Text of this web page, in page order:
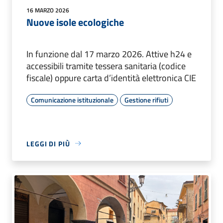
16 MARZO 2026
Nuove isole ecologiche
In funzione dal 17 marzo 2026. Attive h24 e
accessibili tramite tessera sanitaria (codice
fiscale) oppure carta d’identità elettronica CIE
Comunicazione istituzionale Gestione rifiuti
LEGGI DI PIÙ